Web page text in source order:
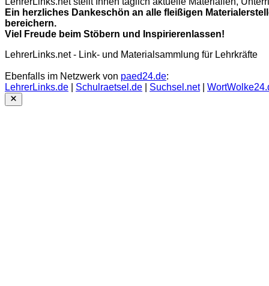
Ein herzliches Dankeschön an alle fleißigen
bereichern.
Viel Freude beim Stöbern und Inspirierenlassen!
LehrerLinks.net - Link- und Materialsammlung für Lehrkräfte
Ebenfalls im Netzwerk von paed24.de:
LehrerLinks.de
Schulraetsel.de Suchsel.net|
Close